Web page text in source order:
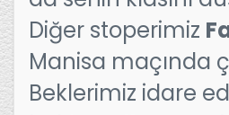
Diğer stoperimiz
Manisa maçında
Beklerimiz idare